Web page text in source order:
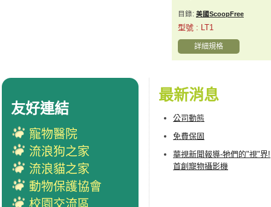
目錄: 美國ScoopFree
型號 : LT1
詳細規格
最新消息
公司動態
免費保固
華視新聞報導-牠們的"視"界!
首創寵物攝影機
友好連結
寵物醫院
流浪狗之家
流浪貓之家
動物保護協會
校園交流區